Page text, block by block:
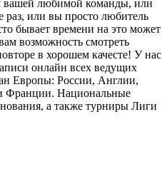
матчей- наш сайт
футбола! Если вы
любимой команды, или
раз, или вы просто любитель
бывает времени на это может
возможность смотреть
в хорошем качесте! У нас